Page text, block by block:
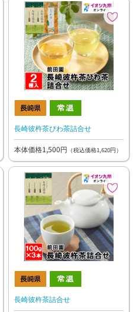
長崎彼杵茶びわ茶詰合せ
本体価格1,500円 （税込価格1,620円）
長崎彼杵茶詰合せ